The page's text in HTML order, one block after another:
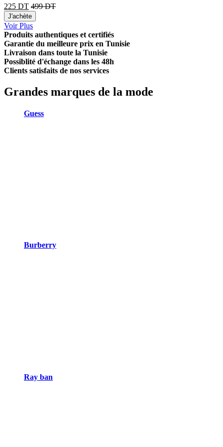
225 DT 499DT
J'achète
Voir Plus
Produits authentiques et certifiés
Garantie du meilleure prix en Tunisie
Livraison dans toute la Tunisie
Possiblité d'échange dans les 48h
Clients satisfaits de nos services
Grandes marques de la mode
Guess
Burberry
Ray ban